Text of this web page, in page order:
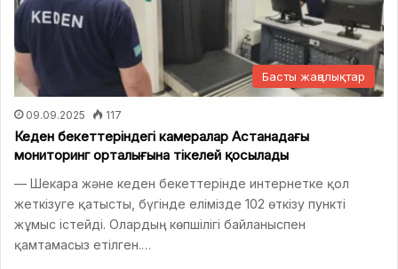
Басты жаңалықтар
09.09.2025 117
Кеден бекеттеріндегі камералар Астанадағы
мониторинг орталығына тікелей қосылады
— Шекара және кеден бекеттерінде интернетке қол
жеткізуге қатысты, бүгінде елімізде 102 өткізу пункті
жұмыс істейді. Олардың көпшілігі байланыспен
қамтамасыз етілген.…